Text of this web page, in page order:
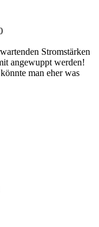
Stromstärken
angewuppt werden!
man eher was